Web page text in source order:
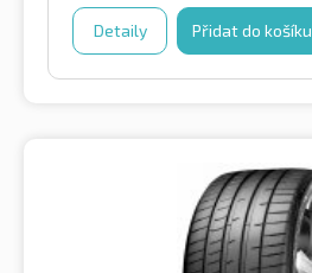
Detaily Přidat do košíku